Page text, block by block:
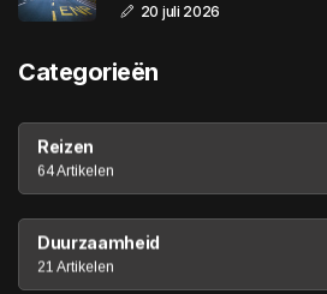
20 juli 2026
Categorieën
Reizen
64 Artikelen
Duurzaamheid
21 Artikelen